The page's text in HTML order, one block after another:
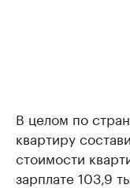
В целом по
квартиру
стоимости
зарплате 103,9